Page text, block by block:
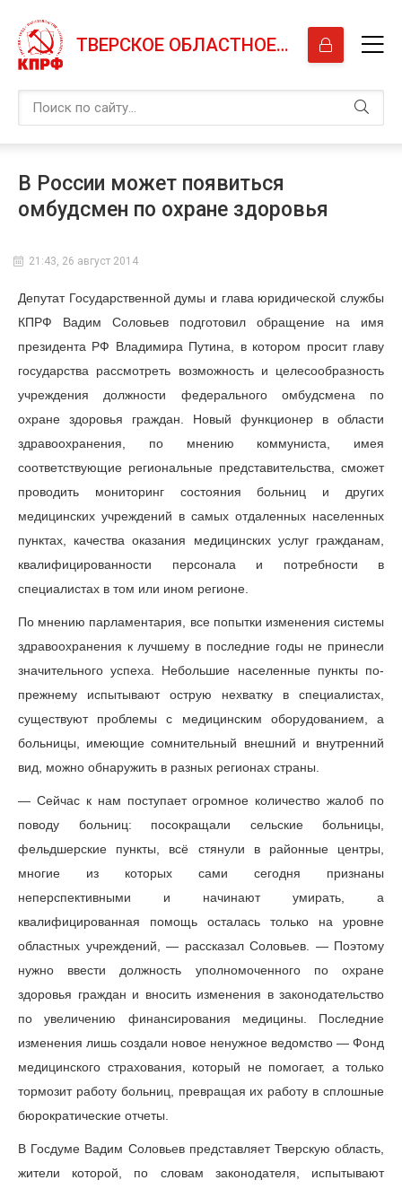
ТВЕРСКОЕ ОБЛАСТНОЕ ОТДЕЛЕНИЕ КПРФ
В России может появиться
омбудсмен по охране здоровья
21:43, 26 август 2014
Депутат Государственной думы и глава юридической службы
КПРФ Вадим Соловьев подготовил обращение на имя
президента РФ Владимира Путина, в котором просит главу
государства рассмотреть возможность и целесообразность
учреждения должности федерального омбудсмена по
охране здоровья граждан. Новый функционер в области
здравоохранения, по мнению коммуниста, имея
соответствующие региональные представительства, сможет
проводить мониторинг состояния больниц и других
медицинских учреждений в самых отдаленных населенных
пунктах, качества оказания медицинских услуг гражданам,
квалифицированности персонала и потребности в
специалистах в том или ином регионе.
По мнению парламентария, все попытки изменения системы
здравоохранения к лучшему в последние годы не принесли
значительного успеха. Небольшие населенные пункты по-
прежнему испытывают острую нехватку в специалистах,
существуют проблемы с медицинским оборудованием, а
больницы, имеющие сомнительный внешний и внутренний
вид, можно обнаружить в разных регионах страны.
— Сейчас к нам поступает огромное количество жалоб по
поводу больниц: посокращали сельские больницы,
фельдшерские пункты, всё стянули в районные центры,
многие из которых сами сегодня признаны
неперспективными и начинают умирать, а
квалифицированная помощь осталась только на уровне
областных учреждений, — рассказал Соловьев. — Поэтому
нужно ввести должность уполномоченного по охране
здоровья граждан и вносить изменения в законодательство
по увеличению финансирования медицины. Последние
изменения лишь создали новое ненужное ведомство — Фонд
медицинского страхования, который не помогает, а только
тормозит работу больниц, превращая их работу в сплошные
бюрократические отчеты.
В Госдуме Вадим Соловьев представляет Тверскую область,
жители которой, по словам законодателя, испытывают